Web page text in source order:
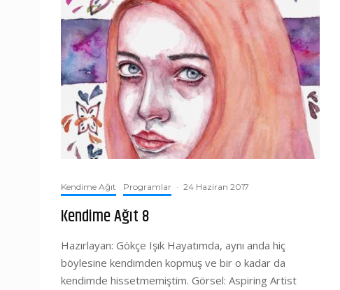
Kendime Ağıt Programlar · 24 Haziran 2017
Kendime Ağıt 8
Hazırlayan: Gökçe Işık Hayatımda, aynı anda hiç
böylesine kendimden kopmuş ve bir o kadar da
kendimde hissetmemiştim. Görsel: Aspiring Artist